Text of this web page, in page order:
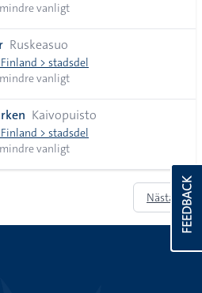
vanligt
Ruskeasuo
> stadsdel
vanligt
Kaivopuisto
> stadsdel
vanligt
Nästa » FEEDBACK